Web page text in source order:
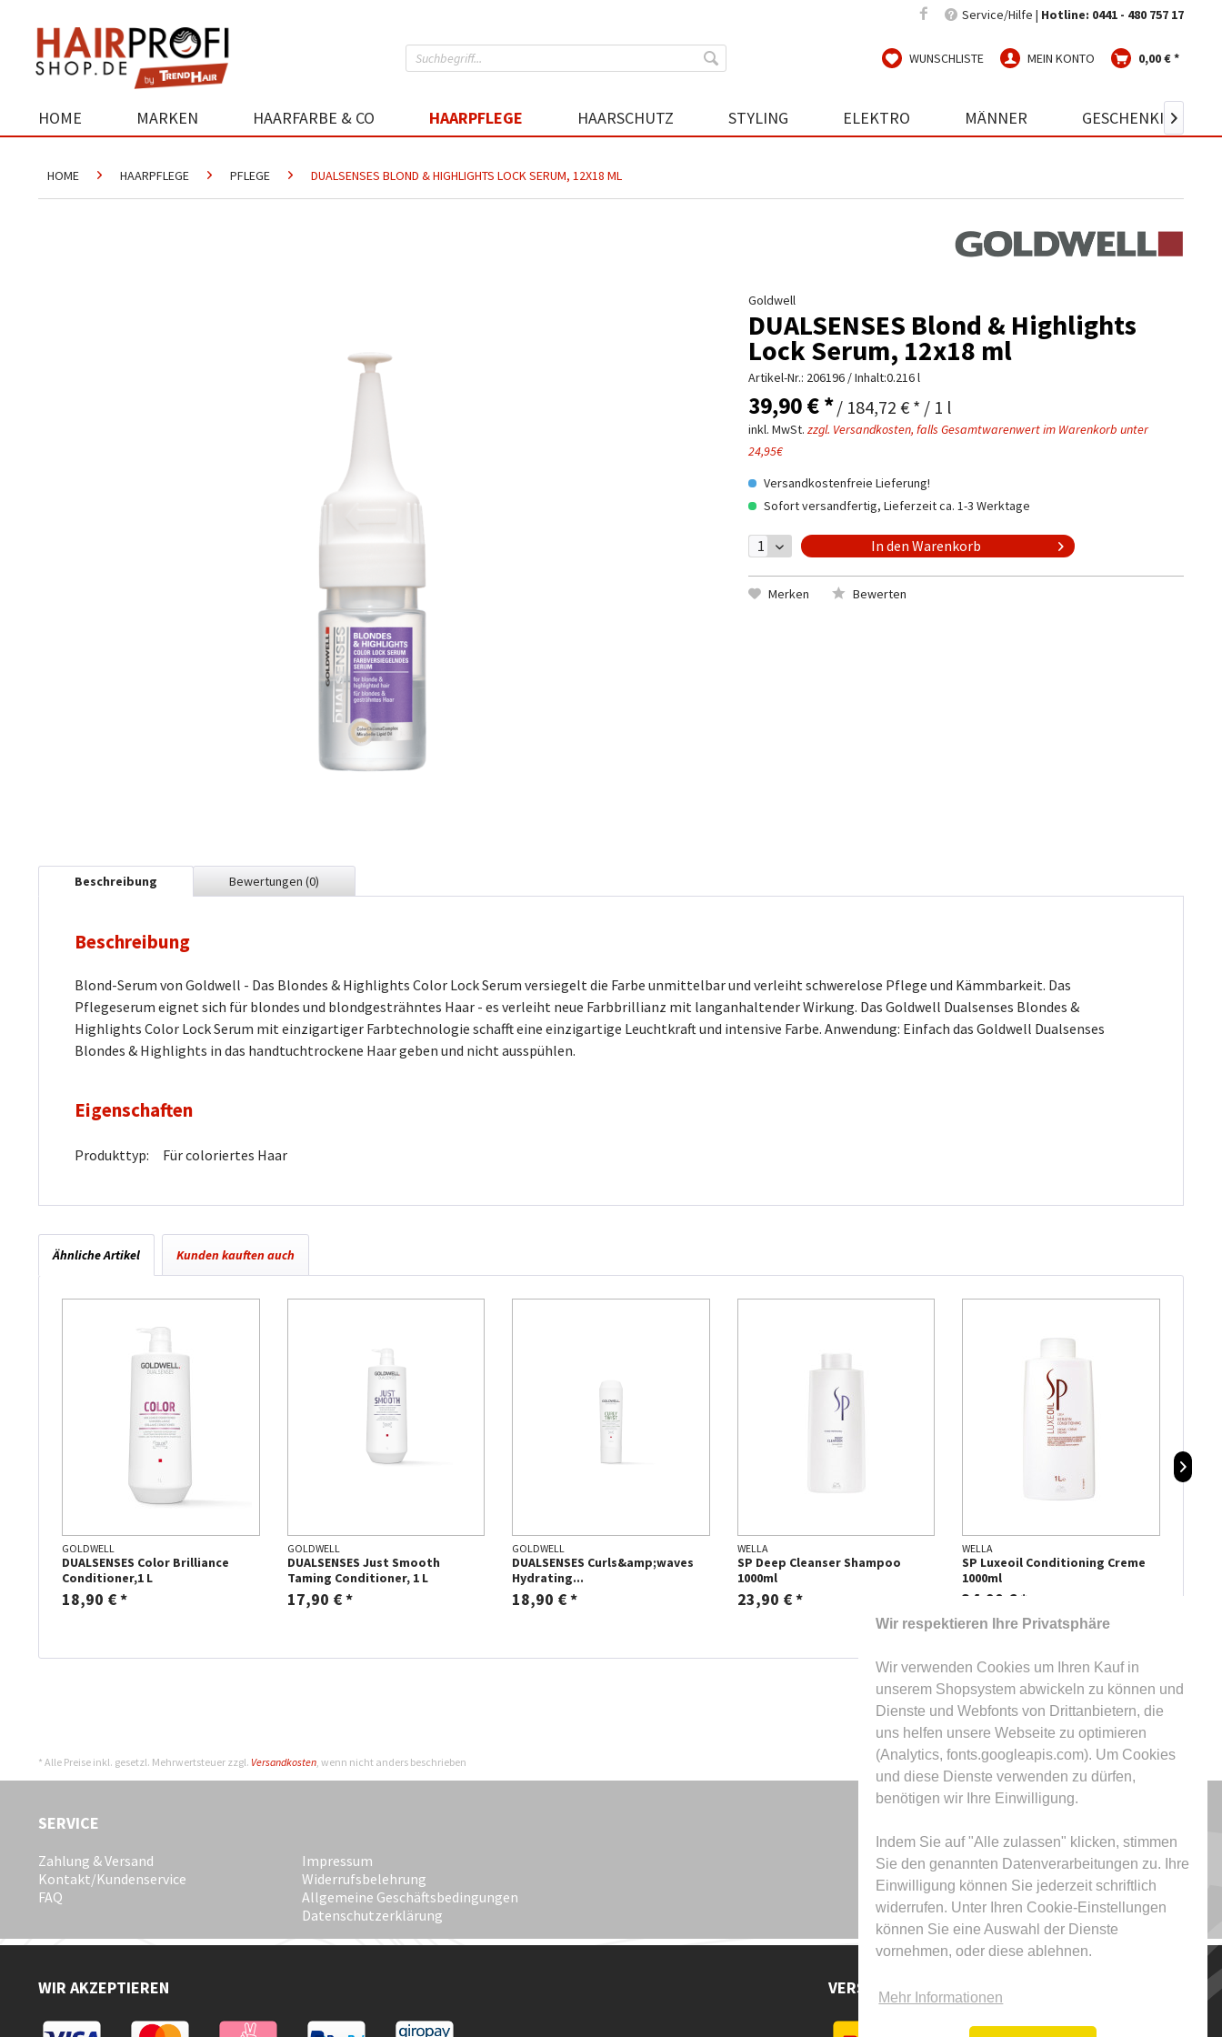
Wir respektieren Ihre Privatsphäre
Wir verwenden Cookies um Ihren Kauf in
unserem Shopsystem abwickeln zu können und
Dienste und Webfonts von Drittanbietern, die
uns helfen unsere Webseite zu optimieren
(Analytics, fonts.googleapis.com). Um Cookies
und diese Dienste verwenden zu dürfen,
benötigen wir Ihre Einwilligung.
Indem Sie auf "Alle zulassen" klicken, stimmen
Sie den genannten Datenverarbeitungen zu. Ihre
Einwilligung können Sie jederzeit schriftlich
widerrufen. Unter Ihren Cookie-Einstellungen
können Sie eine Auswahl der Dienste
vornehmen, oder diese ablehnen.
Mehr Informationen
Service/Hilfe | Hotline: 0441 - 480 757 17
WUNSCHLISTE MEIN KONTO 0,00 € *
HOME MARKEN HAARFARBE & CO HAARPFLEGE HAARSCHUTZ STYLING ELEKTRO MÄNNER GESCHENKIDEEN

HOME HAARPFLEGE PFLEGE DUALSENSES BLOND & HIGHLIGHTS LOCK SERUM, 12X18 ML
Goldwell
DUALSENSES Blond & Highlights
Lock Serum, 12x18 ml
Artikel-Nr.: 206196 / Inhalt:0.216 l
39,90 € */ 184,72 € * / 1 l
inkl. MwSt.zzgl. Versandkosten, falls Gesamtwarenwert im Warenkorb unter
24,95€
Versandkostenfreie Lieferung!
Sofort versandfertig, Lieferzeit ca. 1-3 Werktage
In den Warenkorb
Merken Bewerten
Beschreibung Bewertungen (0)
Beschreibung
Blond-Serum von Goldwell - Das Blondes & Highlights Color Lock Serum versiegelt die Farbe unmittelbar und verleiht schwerelose Pflege und Kämmbarkeit. Das
Pflegeserum eignet sich für blondes und blondgesträhntes Haar - es verleiht neue Farbbrillianz mit langanhaltender Wirkung. Das Goldwell Dualsenses Blondes &
Highlights Color Lock Serum mit einzigartiger Farbtechnologie schafft eine einzigartige Leuchtkraft und intensive Farbe. Anwendung: Einfach das Goldwell Dualsenses
Blondes & Highlights in das handtuchtrockene Haar geben und nicht ausspühlen.
Eigenschaften
Produkttyp: Für coloriertes Haar
Ähnliche Artikel Kunden kauften auch
GOLDWELL
DUALSENSES Color Brilliance
Conditioner,1 L
18,90 € *
GOLDWELL
DUALSENSES Just Smooth
Taming Conditioner, 1 L
17,90 € *
GOLDWELL
DUALSENSES Curls&amp;waves
Hydrating...
18,90 € *
WELLA
SP Deep Cleanser Shampoo
1000ml
23,90 € *
WELLA
SP Luxeoil Conditioning Creme
1000ml
34,90 € *
* Alle Preise inkl. gesetzl. Mehrwertsteuer zzgl. Versandkosten, wenn nicht anders beschrieben
SERVICE
Zahlung & Versand
Kontakt/Kundenservice
FAQ
Impressum
Widerrufsbelehrung
Allgemeine Geschäftsbedingungen
Datenschutzerklärung
WIR AKZEPTIEREN VERSAND DURCH